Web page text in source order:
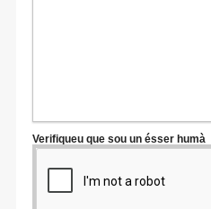
Verifiqueu que sou un ésser humà